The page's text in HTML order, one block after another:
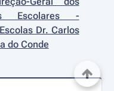
Escolares -
Dr. Carlos
do Conde